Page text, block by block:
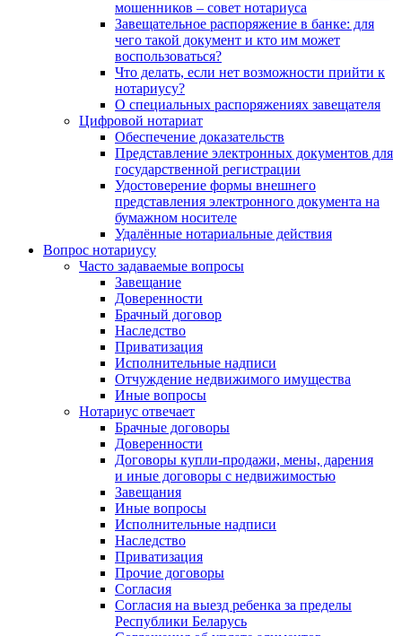
мошенников – совет нотариуса
Завещательное распоряжение в банке: для
чего такой документ и кто им может
воспользоваться?
Что делать, если нет возможности прийти к
нотариусу?
О специальных распоряжениях завещателя
Цифровой нотариат
Обеспечение доказательств
Представление электронных документов для
государственной регистрации
Удостоверение формы внешнего
представления электронного документа на
бумажном носителе
Удалённые нотариальные действия
Вопрос нотариусу
Часто задаваемые вопросы
Завещание
Доверенности
Брачный договор
Наследство
Приватизация
Исполнительные надписи
Отчуждение недвижимого имущества
Иные вопросы
Нотариус отвечает
Брачные договоры
Доверенности
Договоры купли-продажи, мены, дарения
и иные договоры с недвижимостью
Завещания
Иные вопросы
Исполнительные надписи
Наследство
Приватизация
Прочие договоры
Согласия
Согласия на выезд ребенка за пределы
Республики Беларусь